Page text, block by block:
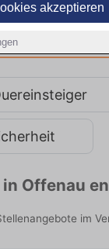
akzeptieren
Offenau
im